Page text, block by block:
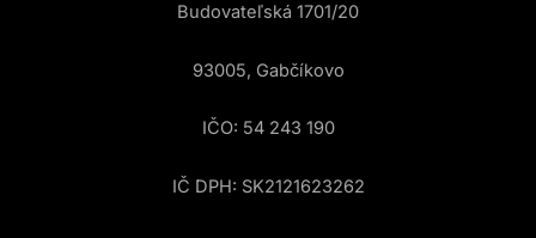
Budovateľská 1701/20
93005, Gabčíkovo
IČO: 54 243 190
IČ DPH: SK2121623262